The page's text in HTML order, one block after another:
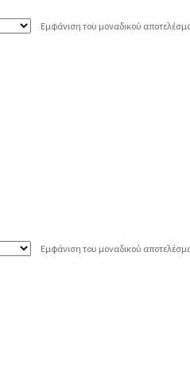
Εμφάνιση του μοναδικού
Εμφάνιση του μοναδικού